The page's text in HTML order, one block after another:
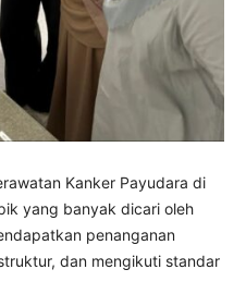
Kanker Payudara di
yang banyak dicari oleh
penanganan
dan mengikuti standar